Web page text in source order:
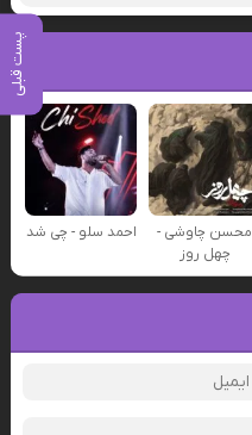
پست قبلی
محسن چاوشی -
چهل روز
احمد سلو - چی شد